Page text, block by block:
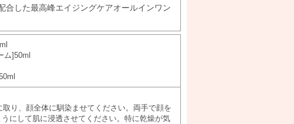
合した最高峰エイジングケアオールインワン
ム]50ml
り、顔全体に馴染ませてください。両手で顔を
にして肌に浸透させてください。特に乾燥が気